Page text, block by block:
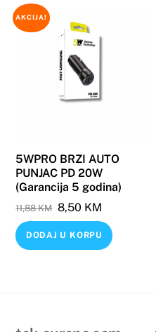
AKCIJA!
5WPRO BRZI AUTO
PUNJAC PD 20W
(Garancija 5 godina)
11,88KM Original
price
was:
8,50 KM
price
is:
DODAJ U KORPU